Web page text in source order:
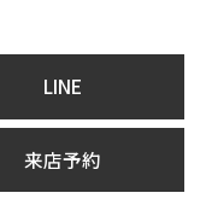
LINE
来店予約